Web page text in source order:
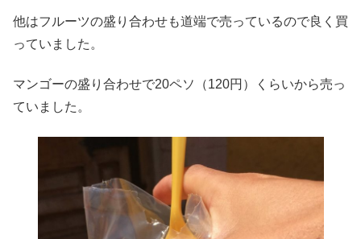
他はフルーツの盛り合わせも道端で売っているので良く買
っていました。
マンゴーの盛り合わせで20ペソ（120円）くらいから売っ
ていました。